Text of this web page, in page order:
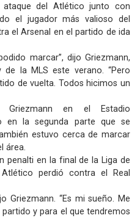
ataque del Atlético junto con
el jugador más valioso del
el Arsenal en el partido de ida
marcar”, dijo Griezmann,
la MLS este verano. “Pero
de vuelta. Todos hicimos un
en el Estadio
en la segunda parte que se
estuvo cerca de marcar
área.
penalti en la final de la Liga de
perdió contra el Real
Griezmann. “Es mi sueño. Me
y para el que tendremos